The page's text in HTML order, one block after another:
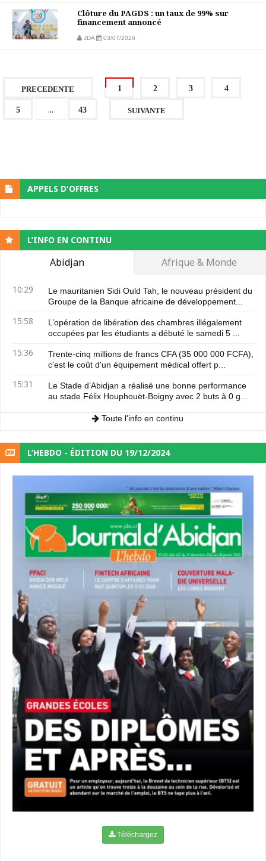
Clôture du PAGDS : un taux de 99% sur
financement annoncé
JDA 03/07/2026
PRECEDENTE 1 2 3 4
5 ... 43 SUIVANTE
APPELS D'OFFRES
L’INFO EN CONTINU
Abidjan Afrique & Monde
10:29
Le mauritanien Sidi Ould Tah, le nouveau président du
Groupe de la Banque africaine de développement...
15:58
L’opération de libération des chambres illégalement
occupées par les étudiants a débuté le samedi 5 ...
15:36
Trente-cinq millions de francs CFA (35 000 000 FCFA),
c'est le coût d'un équipement médical offert p...
15:31
Le Stade d’Abidjan a réalisé une bonne performance
au stade Félix Houphouët-Boigny avec 2 buts à 0 g...
Toute l'info en continu
L’HEBDO - ÉDITION DU 19/12/2024
Téléchargez